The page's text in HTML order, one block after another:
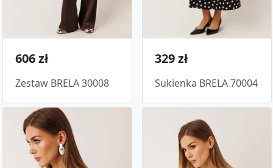
606 zł
Zestaw BRELA 30008
329 zł
Sukienka BRELA 70004